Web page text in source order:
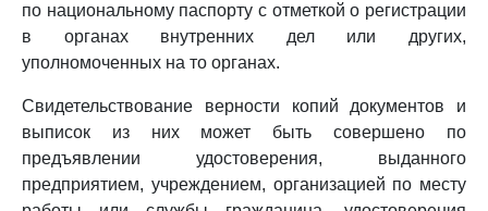
по национальному паспорту с отметкой о регистрации
в органах внутренних дел или других,
уполномоченных на то органах.
Свидетельствование верности копий документов и
выписок из них может быть совершено по
предъявлении удостоверения, выданного
предприятием, учреждением, организацией по месту